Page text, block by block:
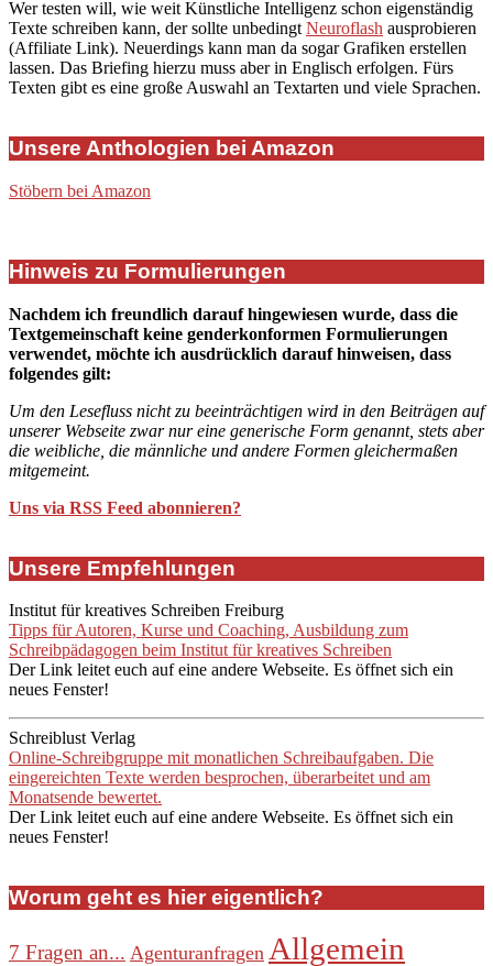
Wer testen will, wie weit Künstliche Intelligenz schon eigenständig
Texte schreiben kann, der sollte unbedingt Neuroflash ausprobieren
(Affiliate Link). Neuerdings kann man da sogar Grafiken erstellen
lassen. Das Briefing hierzu muss aber in Englisch erfolgen. Fürs
Texten gibt es eine große Auswahl an Textarten und viele Sprachen.
Unsere Anthologien bei Amazon
Stöbern bei Amazon
Hinweis zu Formulierungen
Nachdem ich freundlich darauf hingewiesen wurde, dass die
Textgemeinschaft keine genderkonformen Formulierungen
verwendet, möchte ich ausdrücklich darauf hinweisen, dass
folgendes gilt:
Um den Lesefluss nicht zu beeinträchtigen wird in den Beiträgen auf
unserer Webseite zwar nur eine generische Form genannt, stets aber
die weibliche, die männliche und andere Formen gleichermaßen
mitgemeint.
Uns via RSS Feed abonnieren?
Unsere Empfehlungen
Institut für kreatives Schreiben Freiburg
Tipps für Autoren, Kurse und Coaching, Ausbildung zum
Schreibpädagogen beim Institut für kreatives Schreiben
Der Link leitet euch auf eine andere Webseite. Es öffnet sich ein
neues Fenster!
Schreiblust Verlag
Online-Schreibgruppe mit monatlichen Schreibaufgaben. Die
eingereichten Texte werden besprochen, überarbeitet und am
Monatsende bewertet.
Der Link leitet euch auf eine andere Webseite. Es öffnet sich ein
neues Fenster!
Worum geht es hier eigentlich?
7 Fragen an... Agenturanfragen Allgemein